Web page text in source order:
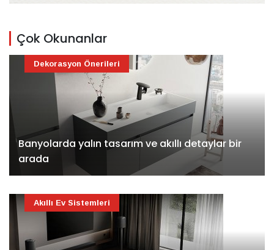
Çok Okunanlar
Banyolarda yalın tasarım ve akıllı detaylar bir
arada
Dekorasyon Önerileri
Akıllı Ev Sistemleri